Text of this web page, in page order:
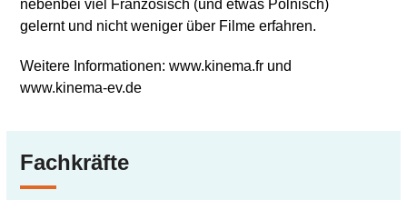
nebenbei viel Französisch (und etwas Polnisch)
gelernt und nicht weniger über Filme erfahren.
Weitere Informationen: www.kinema.fr und
www.kinema-ev.de
Fachkräfte